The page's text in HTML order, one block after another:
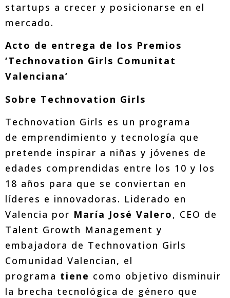
startups a crecer y posicionarse en el
mercado.
Acto de entrega de los Premios
‘Technovation Girls Comunitat
Valenciana’
Sobre Technovation Girls
Technovation Girls es un programa
de emprendimiento y tecnología que
pretende inspirar a niñas y jóvenes de
edades comprendidas entre los 10 y los
18 años para que se conviertan en
líderes e innovadoras. Liderado en
Valencia por María José Valero, CEO de
Talent Growth Management y
embajadora de Technovation Girls
Comunidad Valencian, el
programa tiene como objetivo disminuir
la brecha tecnológica de género que